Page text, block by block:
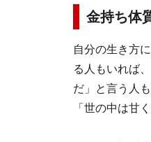
金持ち体
自分の生き方
る人もいれば
だ」と言う人
「世の中は甘